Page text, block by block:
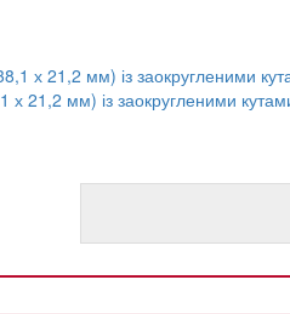
х 21,2 мм) із заокругленими